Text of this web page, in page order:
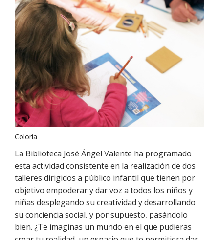
Coloria
La Biblioteca José Ángel Valente ha programado
esta actividad consistente en la realización de dos
talleres dirigidos a público infantil que tienen por
objetivo empoderar y dar voz a todos los niños y
niñas desplegando su creatividad y desarrollando
su conciencia social, y por supuesto, pasándolo
bien. ¿Te imaginas un mundo en el que pudieras